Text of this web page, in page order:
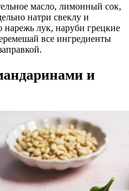
масло, лимонный сок,
натри свеклу и
нарежь лук, наруби грецкие
все ингредиенты
и